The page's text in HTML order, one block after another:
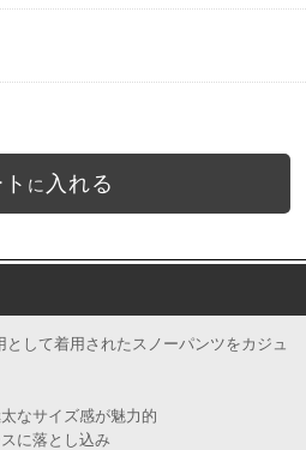
に 入れる
して着用されたスノーパンツをカジュ
なサイズ感が魅力的
に落とし込み